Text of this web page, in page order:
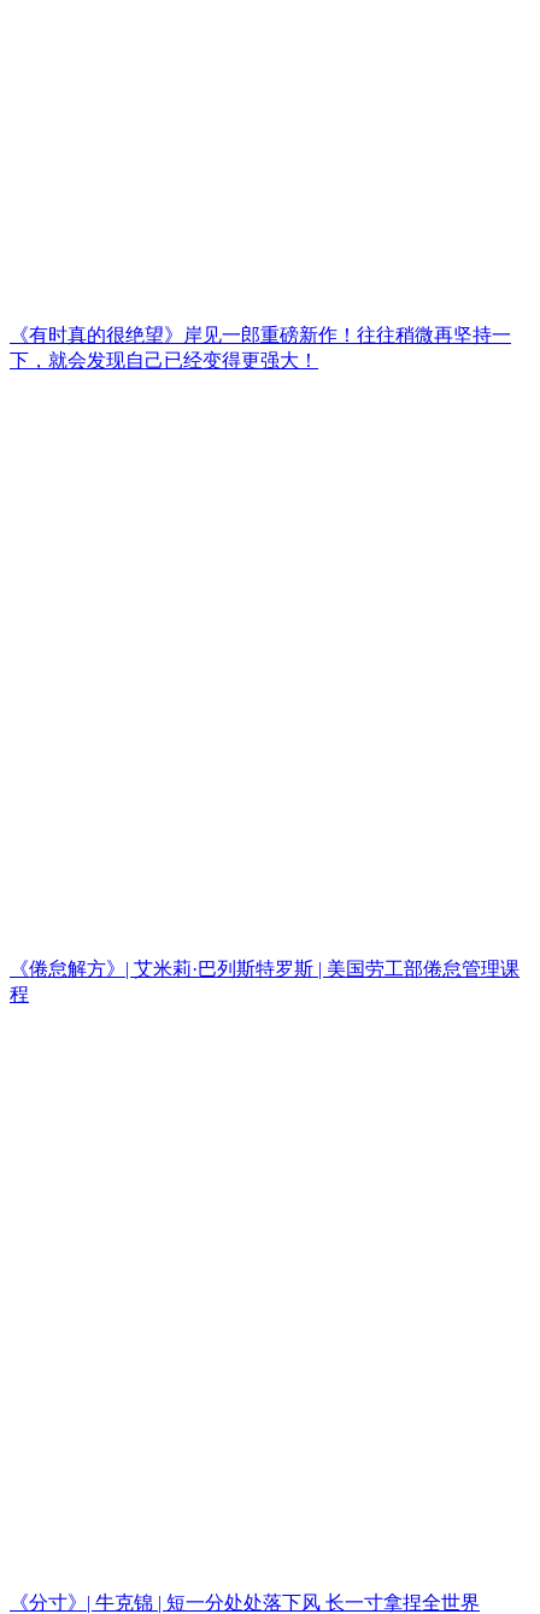
《有时真的很绝望》岸见一郎重磅新作！往往稍微再坚持一
下，就会发现自己已经变得更强大！
《倦怠解方》| 艾米莉·巴列斯特罗斯 | 美国劳工部倦怠管理课
程
《分寸》| 牛克锦 | 短一分处处落下风 长一寸拿捏全世界